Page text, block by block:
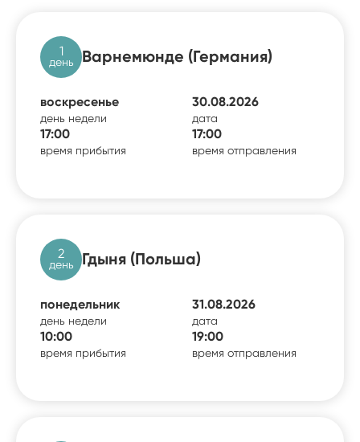
1
день Варнемюнде (Германия)
воскресенье
день недели
30.08.2026
дата
17:00
время прибытия
17:00
время отправления
2
день Гдыня (Польша)
понедельник
день недели
31.08.2026
дата
10:00
время прибытия
19:00
время отправления